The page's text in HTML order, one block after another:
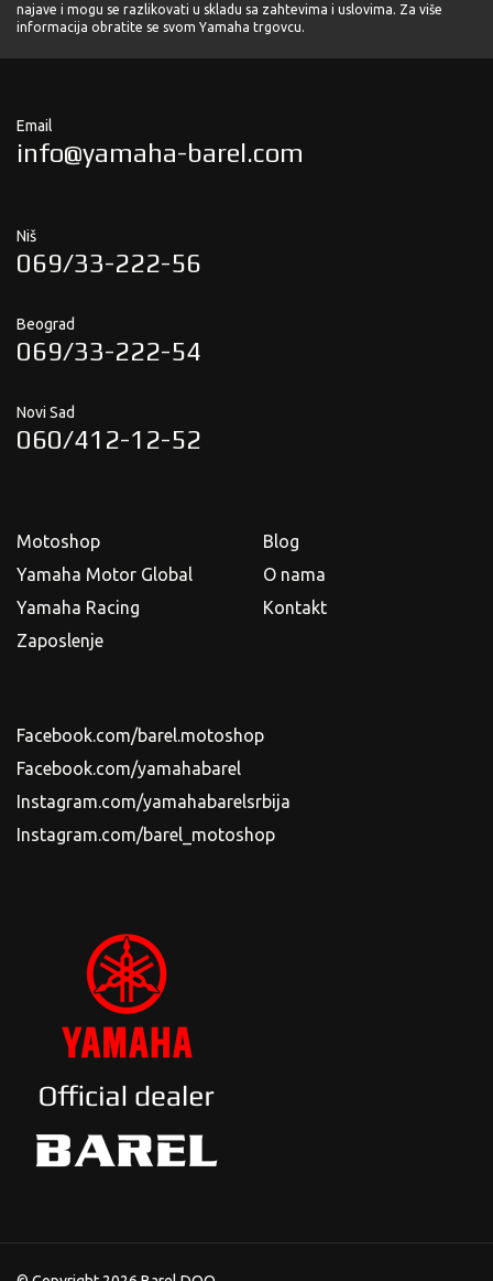
najave i mogu se razlikovati u skladu sa zahtevima i uslovima. Za više
informacija obratite se svom Yamaha trgovcu.
Email
info@yamaha-barel.com
Niš
069/33-222-56
Beograd
069/33-222-54
Novi Sad
060/412-12-52
Motoshop
Yamaha Motor Global
Yamaha Racing
Zaposlenje
Blog
O nama
Kontakt
Facebook.com/barel.motoshop
Facebook.com/yamahabarel
Instagram.com/yamahabarelsrbija
Instagram.com/barel_motoshop